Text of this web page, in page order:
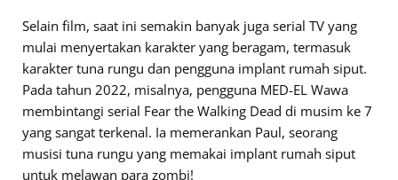
Selain film, saat ini semakin banyak juga serial TV yang
mulai menyertakan karakter yang beragam, termasuk
karakter tuna rungu dan pengguna implant rumah siput.
Pada tahun 2022, misalnya, pengguna MED-EL Wawa
membintangi serial Fear the Walking Dead di musim ke 7
yang sangat terkenal. Ia memerankan Paul, seorang
musisi tuna rungu yang memakai implant rumah siput
untuk melawan para zombi!